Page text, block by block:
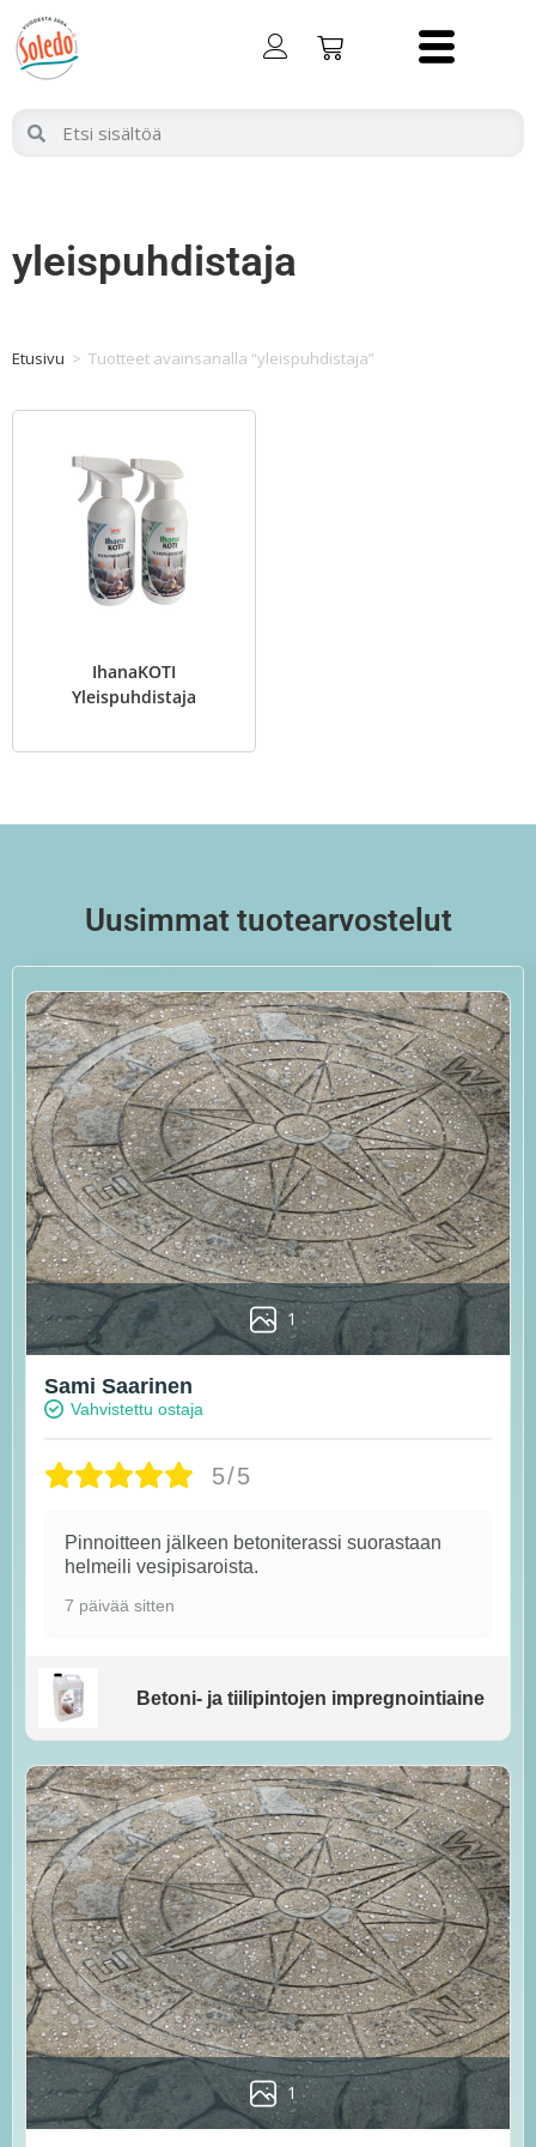
yleispuhdistaja
Etusivu > Tuotteet avainsanalla “yleispuhdistaja”
IhanaKOTI
Yleispuhdistaja
Uusimmat tuotearvostelut
1
Sami Saarinen
Vahvistettu ostaja
5/5
Pinnoitteen jälkeen betoniterassi suorastaan
helmeili vesipisaroista.
7 päivää sitten
Betoni- ja tiilipintojen impregnointiaine
1